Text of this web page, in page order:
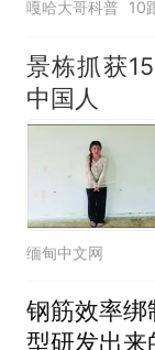
嘎哈大哥科普 10
景栋抓获
中国人
缅甸中文网
钢筋效率绑
型研发出来